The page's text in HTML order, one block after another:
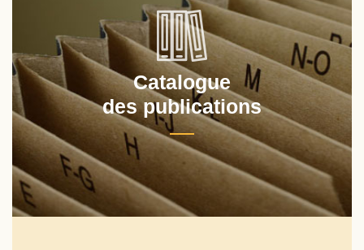
Catalogue
des publications